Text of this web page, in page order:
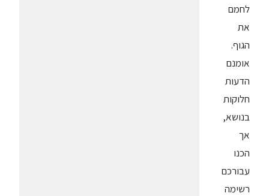
לחמם
את
הגוף.
אומנם
הדעות
חלוקות
בנושא,
אך
הכנו
עבורכם
רשימה